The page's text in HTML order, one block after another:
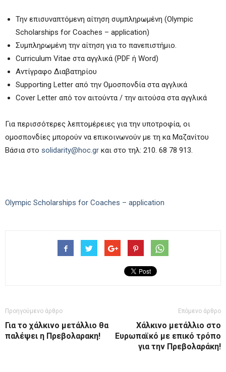
Την επισυναπτόμενη αίτηση συμπληρωμένη (Olympic
Scholarships for Coaches – application)
Συμπληρωμένη την αίτηση για το πανεπιστήμιο.
Curriculum Vitae στα αγγλικά (PDF ή Word)
Αντίγραφο Διαβατηρίου
Supporting Letter από την Ομοσπονδία στα αγγλικά
Cover Letter από τον αιτούντα / την αιτούσα στα αγγλικά
Για περισσότερες λεπτομέρειες για την υποτροφία, οι
ομοσπονδίες μπορούν να επικοινωνούν με τη κα Μαζανίτου
Βάσια στο solidarity@hoc.gr και στο τηλ: 210. 68 78 913.
Olympic Scholarships for Coaches – application
Προηγούμενο άρθρο
Για το χάλκινο μετάλλιο θα
παλέψει η Πρεβολαρακη!
Επόμενο άρθρο
Χάλκινο μετάλλιο στο
Ευρωπαϊκό με επικό τρόπο
για την Πρεβολαράκη!